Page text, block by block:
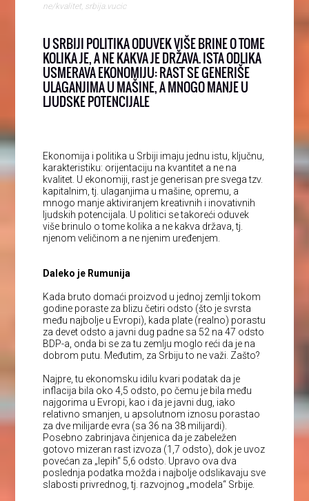
ne/kvalitet srbija.vucic
U SRBIJI POLITIKA ODUVEK VIŠE BRINE O TOME
KOLIKA JE, A NE KAKVA JE DRŽAVA. ISTA ODLIKA
USMERAVA EKONOMIJU: RAST SE GENERIŠE
ULAGANJIMA U MAŠINE, A MNOGO MANJE U
LJUDSKE POTENCIJALE
Ekonomija i politika u Srbiji imaju jednu istu, ključnu,
karakteristiku: orijentaciju na kvantitet a ne na
kvalitet. U ekonomiji, rast je generisan pre svega tzv.
kapitalnim, tj. ulaganjima u mašine, opremu, a
mnogo manje aktiviranjem kreativnih i inovativnih
ljudskih potencijala. U politici se takoreći oduvek
više brinulo o tome kolika a ne kakva država, tj.
njenom veličinom a ne njenim uređenjem.
Daleko je Rumunija
Kada bruto domaći proizvod u jednoj zemlji tokom
godine poraste za blizu četiri odsto (što je svrsta
među najbolje u Evropi), kada plate (realno) porastu
za devet odsto a javni dug padne sa 52 na 47 odsto
BDP-a, onda bi se za tu zemlju moglo reći da je na
dobrom putu. Međutim, za Srbiju to ne važi. Zašto?
Najpre, tu ekonomsku idilu kvari podatak da je
inflacija bila oko 4,5 odsto, po čemu je bila među
najgorima u Evropi, kao i da je javni dug, iako
relativno smanjen, u apsolutnom iznosu porastao
za dve milijarde evra (sa 36 na 38 milijardi).
Posebno zabrinjava činjenica da je zabeležen
gotovo mizeran rast izvoza (1,7 odsto), dok je uvoz
povećan za „lepih“ 5,6 odsto. Upravo ova dva
poslednja podatka možda i najbolje odslikavaju sve
slabosti privrednog, tj. razvojnog „modela“ Srbije.